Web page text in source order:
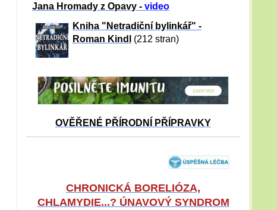
Jana Hromady z Opavy - video
Kniha "Netradiční bylinkář" -
Roman Kindl
(212 stran)
OVĚŘENÉ PŘÍRODNÍ PŘÍPRAVKY
CHRONICKÁ BORELIÓZA,
CHLAMYDIE...? ÚNAVOVÝ SYNDROM